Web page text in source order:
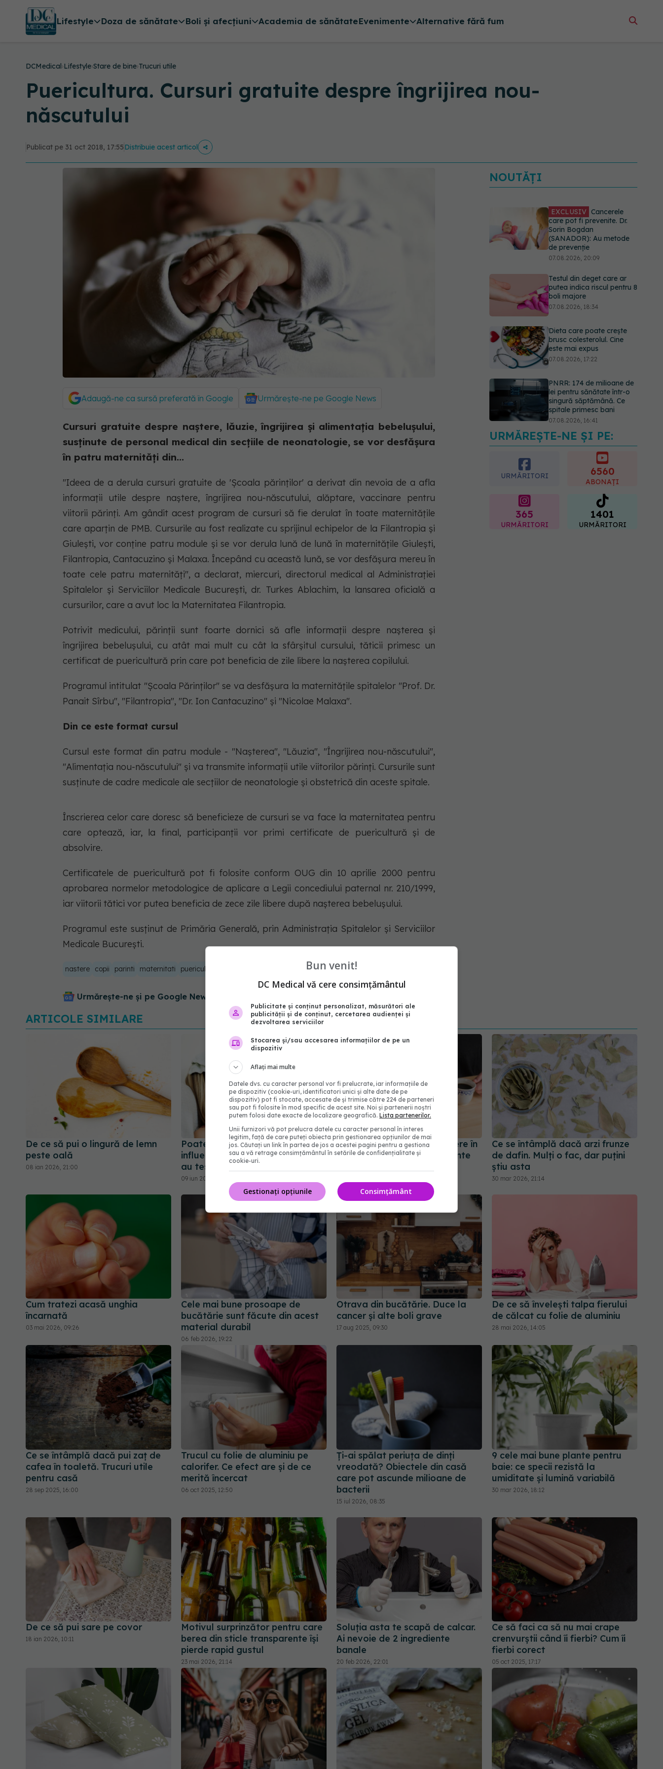
Lifestyle Doza de sănătate Boli și afecțiuni Academia de sănătateEvenimente Alternative fără fum
DCMedical›Lifestyle›Stare de bine›Trucuri utile
Puericultura. Cursuri gratuite despre îngrijirea nou-
născutului
Publicat pe 31 oct 2018, 17:55Distribuie acest articol
Adaugă-ne ca sursă preferată în Google Urmărește-ne pe Google News
Cursuri gratuite despre naştere, lăuzie, îngrijirea şi alimentaţia bebeluşului,
susţinute de personal medical din secţiile de neonatologie, se vor desfăşura
în patru maternităţi din...
"Ideea de a derula cursuri gratuite de 'Şcoala părinţilor' a derivat din nevoia de a afla
informaţii utile despre naştere, îngrijirea nou-născutului, alăptare, vaccinare pentru
viitorii părinţi. Am gândit acest program de cursuri să fie derulat în toate maternităţile
care aparţin de PMB. Cursurile au fost realizate cu sprijinul echipelor de la Filantropia şi
Giuleşti, vor conţine patru module şi se vor derula lună de lună în maternităţile Giuleşti,
Filantropia, Cantacuzino şi Malaxa. Începând cu această lună, se vor desfăşura mereu în
toate cele patru maternităţi", a declarat, miercuri, directorul medical al Administraţiei
Spitalelor şi Serviciilor Medicale Bucureşti, dr. Turkes Ablachim, la lansarea oficială a
cursurilor, care a avut loc la Maternitatea Filantropia.
Potrivit medicului, părinţii sunt foarte dornici să afle informaţii despre naşterea şi
îngrijirea bebeluşului, cu atât mai mult cu cât la sfârşitul cursului, tăticii primesc un
certificat de puericultură prin care pot beneficia de zile libere la naşterea copilului.
Programul intitulat "Şcoala Părinţilor" se va desfăşura la maternităţile spitalelor "Prof. Dr.
Panait Sîrbu", "Filantropia", "Dr. Ion Cantacuzino" şi "Nicolae Malaxa".
Din ce este format cursul
Cursul este format din patru module - "Naşterea", "Lăuzia", "Îngrijirea nou-născutului",
"Alimentaţia nou-născutului" şi va transmite informaţii utile viitorilor părinţi. Cursurile sunt
susţinute de cadre medicale ale secţiilor de neonatologie şi obstetrică din aceste spitale.
Înscrierea celor care doresc să beneficieze de cursuri se va face la maternitatea pentru
care optează, iar, la final, participanţii vor primi certificate de puericultură şi de
absolvire.
Certificatele de puericultură pot fi folosite conform OUG din 10 aprilie 2000 pentru
aprobarea normelor metodologice de aplicare a Legii concediului paternal nr. 210/1999,
iar viitorii tătici vor putea beneficia de zece zile libere după naşterea bebeluşului.
Programul este susţinut de Primăria Generală, prin Administraţia Spitalelor şi Serviciilor
Medicale Bucureşti.
nastere copii parinti maternitati puericultura
Urmărește-ne și pe Google News - abonează‑te!
NOUTĂȚI
EXCLUSIV Cancerele
care pot fi prevenite. Dr.
Sorin Bogdan
(SANADOR): Au metode
de prevenție
07.08.2026, 20:09
Testul din deget care ar
putea indica riscul pentru 8
boli majore
07.08.2026, 18:34
Dieta care poate crește
brusc colesterolul. Cine
este mai expus
07.08.2026, 17:22
PNRR: 174 de milioane de
lei pentru sănătate într-o
singură săptămână. Ce
spitale primesc bani
07.08.2026, 16:41
Ce spune culoarea ta
preferată despre vârsta
pe care o ai. Care este
"codul cromatic" al
URMĂREȘTE-NE ȘI PE:
URMĂRITORI 6560
ABONAȚI
365
URMĂRITORI
1401
URMĂRITORI
ARTICOLE SIMILARE
De ce să pui o lingură de lemn
peste oală
08 ian 2026, 21:00
Poate răcirea capului să
influențeze mintea? Cercetătorii
au testat ipoteza
09 iun 2026, 20:30
Ce se întâmplă dacă pui miere în
cafea. Ce trebuie să știi înainte
Ce se întâmplă dacă arzi frunze
de dafin. Mulți o fac, dar puțini
știu asta
30 mar 2026, 21:14
Cum tratezi acasă unghia
încarnată
03 mai 2026, 09:26
Cele mai bune prosoape de
bucătărie sunt făcute din acest
material durabil
06 feb 2026, 19:22
Otrava din bucătărie. Duce la
cancer și alte boli grave
17 aug 2025, 09:30
De ce să învelești talpa fierului
de călcat cu folie de aluminiu
28 mai 2026, 14:05
Ce se întâmplă dacă pui zaț de
cafea în toaletă. Trucuri utile
pentru casă
28 sep 2025, 16:00
Trucul cu folie de aluminiu pe
calorifer. Ce efect are și de ce
merită încercat
06 oct 2025, 12:50
Ți-ai spălat periuța de dinți
vreodată? Obiectele din casă
care pot ascunde milioane de
bacterii
15 iul 2026, 08:35
9 cele mai bune plante pentru
baie: ce specii rezistă la
umiditate și lumină variabilă
30 mar 2026, 18:12
De ce să pui sare pe covor
18 ian 2026, 10:11
Motivul surprinzător pentru care
berea din sticle transparente își
pierde rapid gustul
23 mai 2026, 21:14
Soluția asta te scapă de calcar.
Ai nevoie de 2 ingrediente
banale
20 feb 2026, 22:01
Ce să faci ca să nu mai crape
crenvurștii când îi fierbi? Cum îi
fierbi corect
05 oct 2025, 17:17
Bun venit!
DC Medical vă cere consimțământul
Publicitate și conținut personalizat, măsurători ale
publicității și de conținut, cercetarea audienței și
dezvoltarea serviciilor
Stocarea și/sau accesarea informațiilor de pe un
dispozitiv
Aflați mai multe
Datele dvs. cu caracter personal vor fi prelucrate, iar informațiile de
pe dispozitiv (cookie-uri, identificatori unici și alte date de pe
dispozitiv) pot fi stocate, accesate de și trimise către 224 de parteneri
sau pot fi folosite în mod specific de acest site. Noi și partenerii noștri
putem folosi date exacte de localizare geografică. Lista partenerilor.
Unii furnizori vă pot prelucra datele cu caracter personal în interes
legitim, față de care puteți obiecta prin gestionarea opțiunilor de mai
jos. Căutați un link în partea de jos a acestei pagini pentru a gestiona
sau a vă retrage consimțământul în setările de confidențialitate și
cookie-uri.
Consimțământ
Gestionați opțiunile